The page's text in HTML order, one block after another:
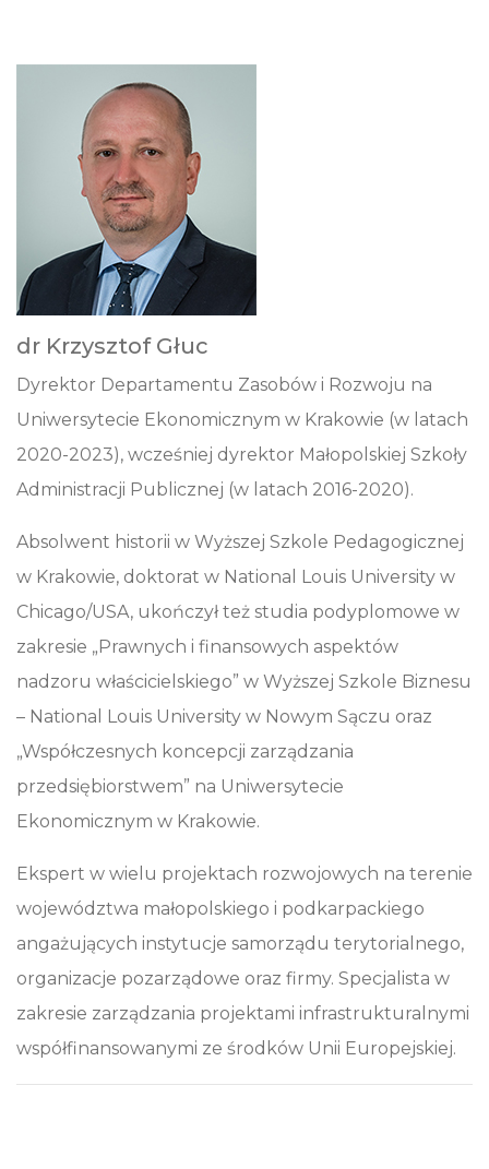
dr Krzysztof Głuc
Dyrektor Departamentu Zasobów i Rozwoju na
Uniwersytecie Ekonomicznym w Krakowie (w latach
2020-2023), wcześniej dyrektor Małopolskiej Szkoły
Administracji Publicznej (w latach 2016-2020).
Absolwent historii w Wyższej Szkole Pedagogicznej
w Krakowie, doktorat w National Louis University w
Chicago/USA, ukończył też studia podyplomowe w
zakresie „Prawnych i finansowych aspektów
nadzoru właścicielskiego” w Wyższej Szkole Biznesu
– National Louis University w Nowym Sączu oraz
„Współczesnych koncepcji zarządzania
przedsiębiorstwem” na Uniwersytecie
Ekonomicznym w Krakowie.
Ekspert w wielu projektach rozwojowych na terenie
województwa małopolskiego i podkarpackiego
angażujących instytucje samorządu terytorialnego,
organizacje pozarządowe oraz firmy. Specjalista w
zakresie zarządzania projektami infrastrukturalnymi
współfinansowanymi ze środków Unii Europejskiej.